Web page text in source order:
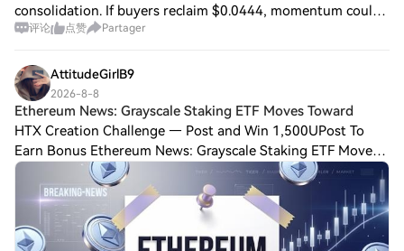
consolidation. If buyers reclaim $0.0444, momentum could
finally expand toward the previous $0.05 zone. One
评论 点赞 Partager
AttitudeGirlB9
2026-8-8
Ethereum News: Grayscale Staking ETF Moves Toward
HTX Creation Challenge — Post and Win 1,500UPost To
Earn Bonus Ethereum News: Grayscale Staking ETF Moves
Toward Quarterly Cash Rewards as AlphaPepe Builds the
Retail AI DEX TradeEthereum news has a q